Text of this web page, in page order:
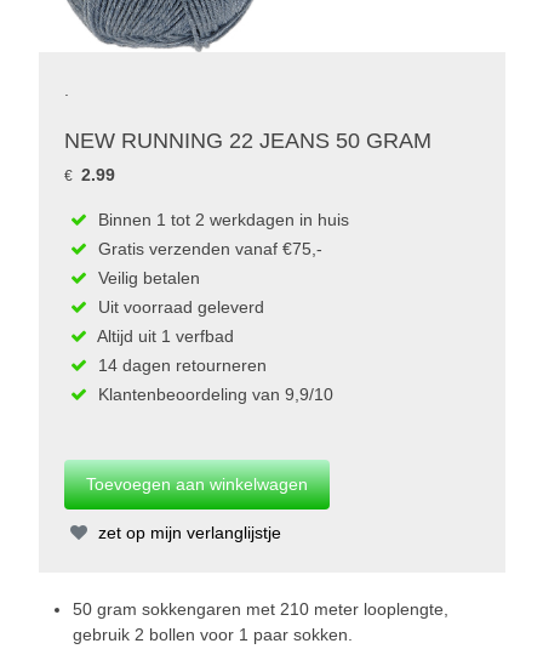
.
NEW RUNNING 22 JEANS 50 GRAM
€ 2.99
Binnen 1 tot 2 werkdagen in huis
Gratis verzenden vanaf €75,-
Veilig betalen
Uit voorraad geleverd
Altijd uit 1 verfbad
14 dagen retourneren
Klantenbeoordeling van 9,9/10
zet op mijn verlanglijstje
50 gram sokkengaren met 210 meter looplengte,
gebruik 2 bollen voor 1 paar sokken.